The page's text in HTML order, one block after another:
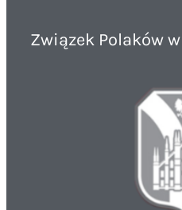
Związek Polaków